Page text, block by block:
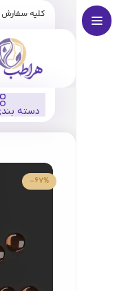
کلیه سفارش
دسته
فروشگاه
-67%